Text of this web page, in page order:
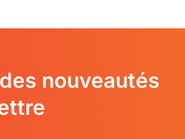
nouveautés